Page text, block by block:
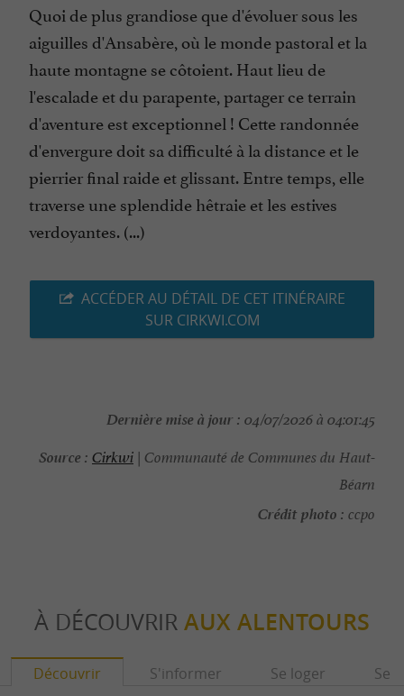
Quoi de plus grandiose que d'évoluer sous les
aiguilles d'Ansabère, où le monde pastoral et la
haute montagne se côtoient. Haut lieu de
l'escalade et du parapente, partager ce terrain
d'aventure est exceptionnel ! Cette randonnée
d'envergure doit sa difficulté à la distance et le
pierrier final raide et glissant. Entre temps, elle
traverse une splendide hêtraie et les estives
verdoyantes. (...)
ACCÉDER AU DÉTAIL DE CET ITINÉRAIRE
SUR CIRKWI.COM
Dernière mise à jour : 04/07/2026 à 04:01:45
Source : Cirkwi | Communauté de Communes du Haut-
Béarn
Crédit photo : ccpo
À DÉCOUVRIR AUX ALENTOURS
Découvrir S'informer Se loger Se